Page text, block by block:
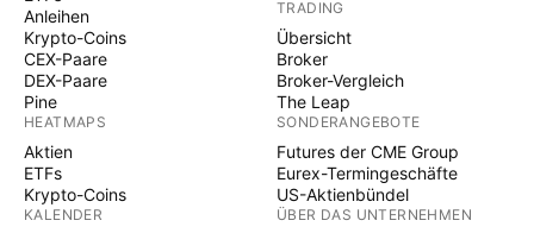
Anleihen
Krypto-Coins
CEX-Paare
DEX-Paare
Pine
HEATMAPS
Aktien
ETFs
Krypto-Coins
KALENDER
TRADING
Übersicht
Broker
Broker-Vergleich
The Leap
SONDERANGEBOTE
Futures der CME Group
Eurex-Termingeschäfte
US-Aktienbündel
ÜBER DAS UNTERNEHMEN